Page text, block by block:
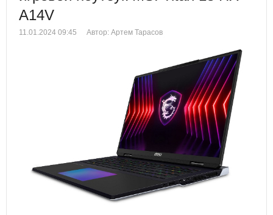
A14V
11.01.2024 09:45 Автор: Артем Тарасов